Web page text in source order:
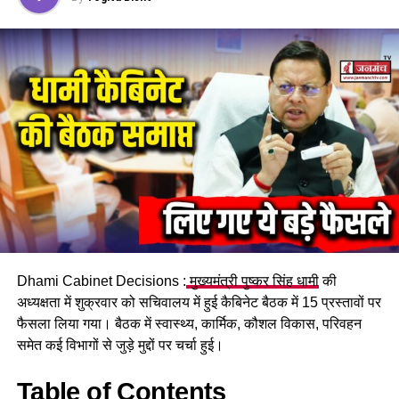
वारदात CCTV में कैद
DON'T MISS
अगवा कर पीटा, निर्वस्त्र किया और पैसे भी छीन लिए — गोरखपुर में
युवकों की हैवानियत..
Dhami Cabinet Decisions : मुख्यमंत्री पुष्कर सिंह धामीकी
अध्यक्षता में शुक्रवार को सचिवालय में हुई कैबिनेट बैठक में 15 प्रस्तावों पर
फैसला लिया गया। बैठक में स्वास्थ्य, कार्मिक, कौशल विकास, परिवहन
समेत कई विभागों से जुड़े मुद्दों पर चर्चा हुई।
Table of Contents